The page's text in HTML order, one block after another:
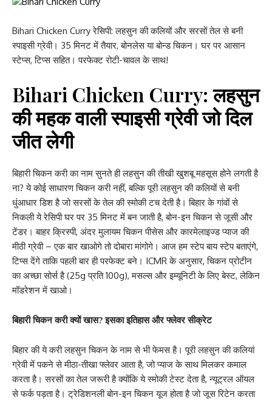
Bihari Chicken Curry रेसिपी: लहसुन की कलियों और सरसों तेल से बनी
स्पाइसी ग्रेवी। 35 मिनट में तैयार, बोनलेस या बोन्ड चिकन। घर पर आसान
स्टेप्स, टिप्स सहित। परफेक्ट रोटी-चावल के साथ!
Bihari Chicken Curry: लहसुन
की महक वाली स्पाइसी ग्रेवी जो दिल
जीत लेगी
बिहारी चिकन करी का नाम सुनते ही लहसुन की तीखी खुशबू महसूस होने लगती है
ना? ये कोई साधारण चिकन करी नहीं, बल्कि पूरी लहसुन की कलियों से बनी
धुंआधार डिश है जो सरसों के तेल की स्मोकी टच देती है। बिहार के गांवों से
निकली ये रेसिपी घर पर 35 मिनट में बन जाती है, बोन-इन चिकन से जूसी और
टेंडर। बाहर क्रिस्पी, अंदर मुलायम चिकन पीसेस और कारमेलाइज्ड प्याज की
मीठी ग्रेवी – एक बार खाओगे तो दोबारा मांगोगे। आज हम स्टेप बाय स्टेप बताएंगे,
टिप्स देंगे ताकि पहली बार ही परफेक्ट बने। ICMR के अनुसार, चिकन प्रोटीन
का अच्छा सोर्स है (25g प्रति 100g), मसल्स और इम्यूनिटी के लिए बेस्ट, लेकिन
मॉडरेशन में खाओ।
बिहारी चिकन करी क्यों खास? इसका इतिहास और फ्लेवर सीक्रेट
बिहार की ये करी लहसुन चिकन के नाम से भी फेमस है। पूरी लहसुन की कलियां
ग्रेवी में पकने से मीठा-तीखा फ्लेवर आता है, जो प्याज के साथ मिलकर कमाल
करता है। सरसों का तेल जरूरी है क्योंकि ये स्मोकी टेस्ट देता है, न्यूट्रल ऑयल
से फर्क पड़ता है। ट्रेडिशनली बोन-इन चिकन यूज होता है जो जूस रिटेन करता